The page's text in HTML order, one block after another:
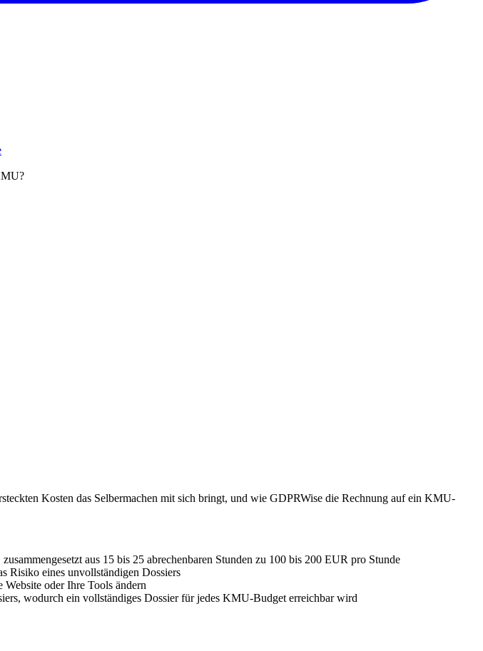
Kosten das Selbermachen mit sich bringt, und wie GDPRWise die Rechnung auf ein KMU-
aus 15 bis 25 abrechenbaren Stunden zu 100 bis 200 EUR pro Stunde
Risiko eines unvollständigen Dossiers
oder Ihre Tools ändern
wodurch ein vollständiges Dossier für jedes KMU-Budget erreichbar wird